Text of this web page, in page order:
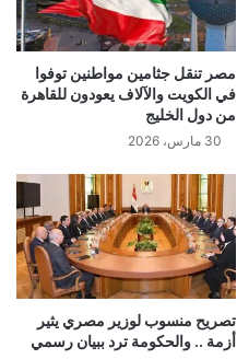
مصر تنقل جثامين مواطنين توفوا
في الكويت والآلاف يعودون للقاهرة
من دول الخليج
30 مارس، 2026
تصريح منسوب لوزير مصري يثير
أزمة .. والحكومة ترد ببيان رسمي